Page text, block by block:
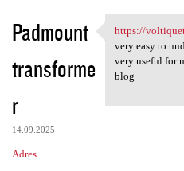
Padmount
transforme
r
14.09.2025
Adres
https://
https://
very easy to
very useful for
blog